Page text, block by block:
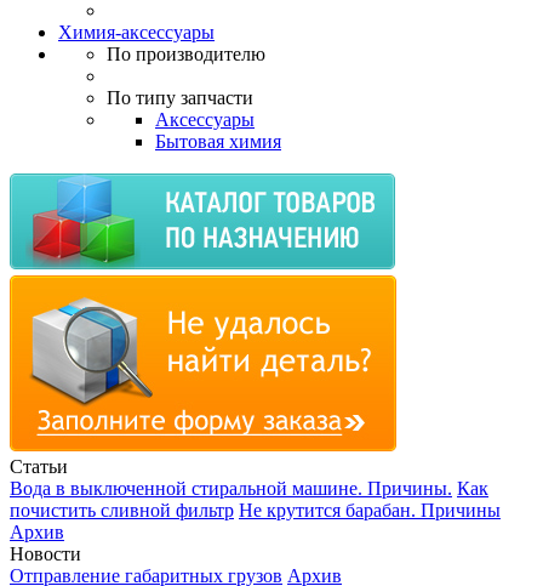
Химия-аксессуары
По производителю
По типу запчасти
Аксессуары
Бытовая химия
Статьи
Вода в выключенной стиральной машине. Причины. Как
почистить сливной фильтр Не крутится барабан. Причины
Архив
Новости
Отправление габаритных грузов Архив